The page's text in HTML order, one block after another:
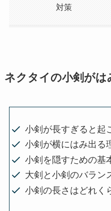
対策
ネクタイの小剣がは
小剣が長すぎると起
小剣が横にはみ出る
小剣を隠すための基
大剣と小剣のバラン
小剣の長さはどれく